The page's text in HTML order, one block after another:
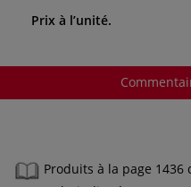
Prix à l’unité.
Produits à la page 1436